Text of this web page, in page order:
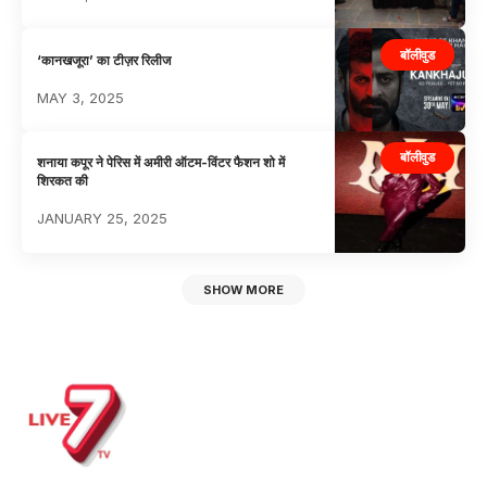
बॉलीवुड
‘कानखजूरा’ का टीज़र रिलीज
MAY 3, 2025
बॉलीवुड
शनाया कपूर ने पेरिस में अमीरी ऑटम-विंटर फैशन शो में
शिरकत की
JANUARY 25, 2025
SHOW MORE